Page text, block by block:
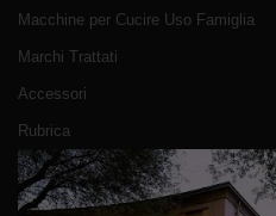
Macchine per Cucire Uso Famiglia
Marchi Trattati
Accessori
Rubrica